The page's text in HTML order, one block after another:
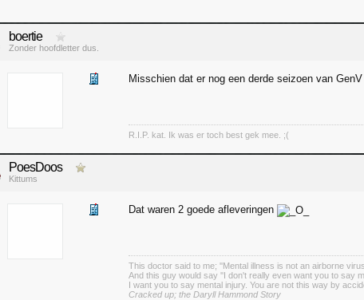
boertie
Zonder hoofdletter dus.
Misschien dat er nog een derde seizoen van
R.I.P. kat. Ik was er toch best gek mee. ;(
PoesDoos
Kittums
Dat waren 2 goede afleveringen
This doctor said to me; ''Mental illness is not an airborne
And this guy would say ''I don't really even want you to say
I want you to say mental injury. You are not this way by
Cracked up; the Daryll Hammond Story